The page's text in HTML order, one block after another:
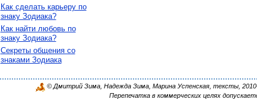
Как сделать карьеру по
знаку Зодиака?
Как найти любовь по
знаку Зодиака?
Секреты общения со
знаками Зодиака
© Дмитрий Зима, Надежда Зима, Марина Успенская, тексты,
Перепечатка в коммерческих целях